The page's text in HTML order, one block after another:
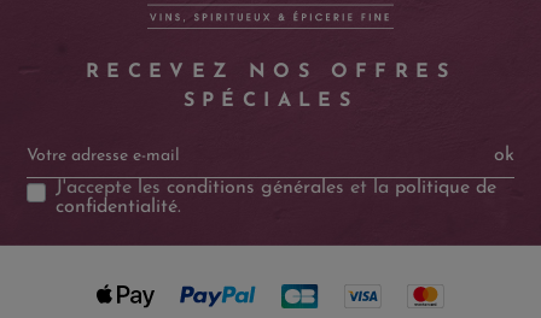
RECEVEZ NOS OFFRES
SPÉCIALES
ok
J'accepte lesconditions générales et la politique de
confidentialité.